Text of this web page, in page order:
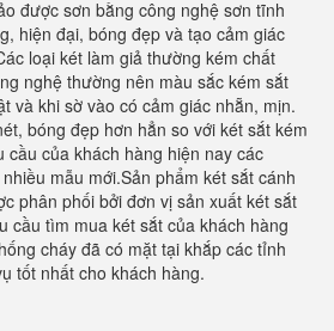
được sơn bằng công nghệ sơn tĩnh
hiện đại, bóng đẹp và tạo cảm giác
loại két làm giả thường kém chất
nghệ thường nên màu sắc kém sắt
và khi sờ vào có cảm giác nhẵn, mịn.
bóng đẹp hơn hẳn so với két sắt kém
của khách hàng hiện nay các
mẫu mới.Sản phẩm két sắt cánh
phân phối bởi đơn vị sản xuất két sắt
cầu tìm mua két sắt của khách hàng
cháy đã có mặt tại khắp các tỉnh
tốt nhất cho khách hàng.